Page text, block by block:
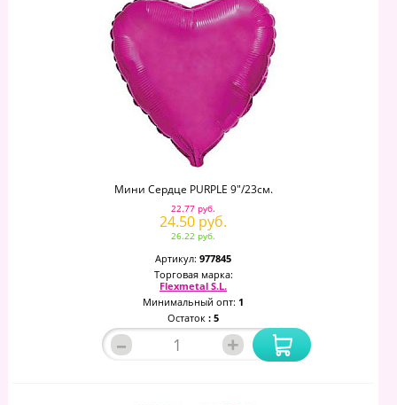
Мини Сердце PURPLE 9"/23см.
22.77 руб.
24.50 руб.
26.22 руб.
Артикул: 977845
Торговая марка:
Flexmetal S.L.
Минимальный опт: 1
Остаток : 5
– +